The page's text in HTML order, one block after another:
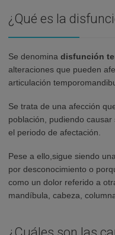
¿Qué es la
Se denomina disfunción
alteraciones que pueden
articulación
Se trata de una afección
población, pudiendo
el periodo de afectación.
Pese a ello,sigue siendo una
por desconocimiento o
como un dolor referido a
mandíbula, cabeza,